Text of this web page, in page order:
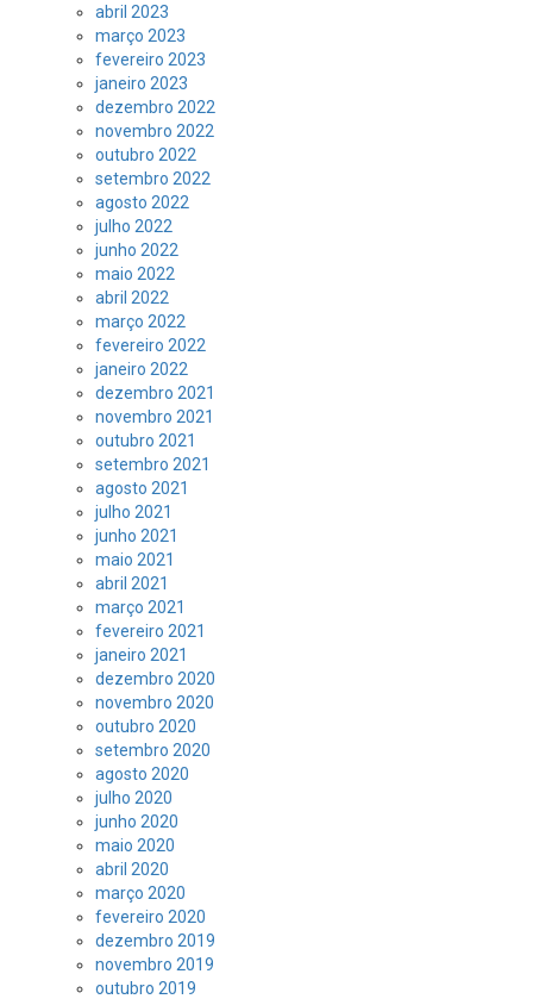
abril 2023
março 2023
fevereiro 2023
janeiro 2023
dezembro 2022
novembro 2022
outubro 2022
setembro 2022
agosto 2022
julho 2022
junho 2022
maio 2022
abril 2022
março 2022
fevereiro 2022
janeiro 2022
dezembro 2021
novembro 2021
outubro 2021
setembro 2021
agosto 2021
julho 2021
junho 2021
maio 2021
abril 2021
março 2021
fevereiro 2021
janeiro 2021
dezembro 2020
novembro 2020
outubro 2020
setembro 2020
agosto 2020
julho 2020
junho 2020
maio 2020
abril 2020
março 2020
fevereiro 2020
dezembro 2019
novembro 2019
outubro 2019